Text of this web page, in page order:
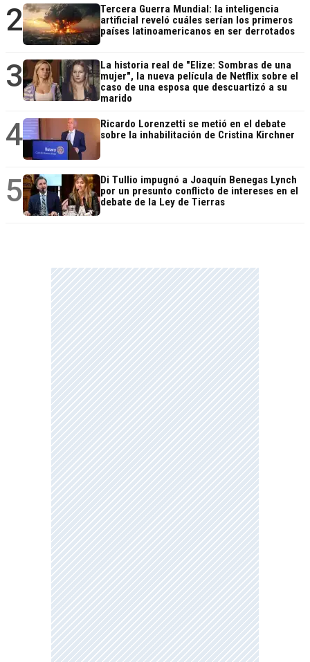
2
Tercera Guerra Mundial: la inteligencia
artificial reveló cuáles serían los primeros
países latinoamericanos en ser derrotados
3
La historia real de "Elize: Sombras de una
mujer", la nueva película de Netflix sobre el
caso de una esposa que descuartizó a su
marido
4
Ricardo Lorenzetti se metió en el debate
sobre la inhabilitación de Cristina Kirchner
5
Di Tullio impugnó a Joaquín Benegas Lynch
por un presunto conflicto de intereses en el
debate de la Ley de Tierras